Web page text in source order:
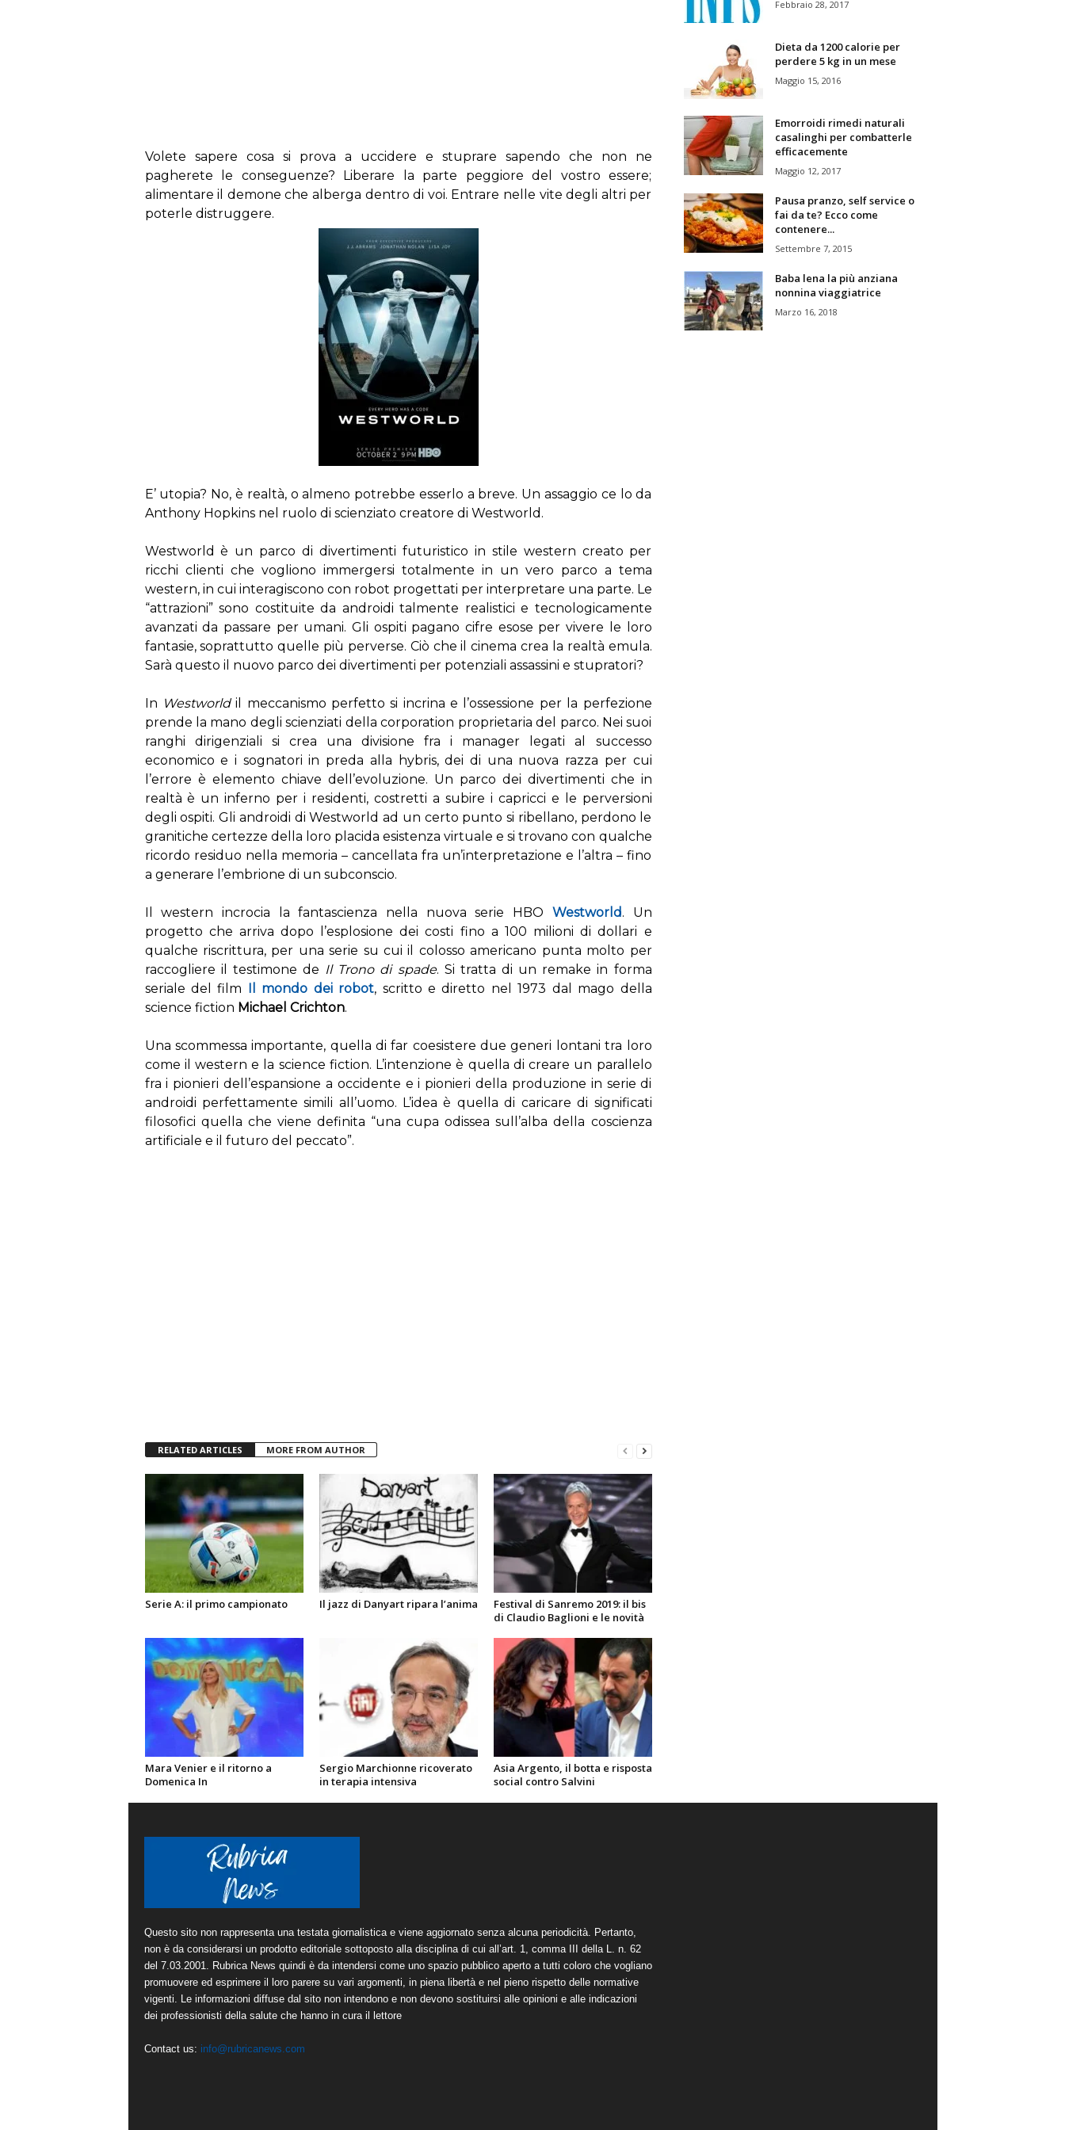
Volete sapere cosa si prova a uccidere e stuprare sapendo che non ne
pagherete le conseguenze? Liberare la parte peggiore del vostro essere;
alimentare il demone che alberga dentro di voi. Entrare nelle vite degli altri per
poterle distruggere.
E’ utopia? No, è realtà, o almeno potrebbe esserlo a breve. Un assaggio ce lo da
Anthony Hopkins nel ruolo di scienziato creatore di Westworld.
Westworld è un parco di divertimenti futuristico in stile western creato per
ricchi clienti che vogliono immergersi totalmente in un vero parco a tema
western, in cui interagiscono con robot progettati per interpretare una parte. Le
“attrazioni” sono costituite da androidi talmente realistici e tecnologicamente
avanzati da passare per umani. Gli ospiti pagano cifre esose per vivere le loro
fantasie, soprattutto quelle più perverse. Ciò che il cinema crea la realtà emula.
Sarà questo il nuovo parco dei divertimenti per potenziali assassini e stupratori?
In Westworldil meccanismo perfetto si incrina e l’ossessione per la perfezione
prende la mano degli scienziati della corporation proprietaria del parco. Nei suoi
ranghi dirigenziali si crea una divisione fra i manager legati al successo
economico e i sognatori in preda alla hybris, dei di una nuova razza per cui
l’errore è elemento chiave dell’evoluzione. Un parco dei divertimenti che in
realtà è un inferno per i residenti, costretti a subire i capricci e le perversioni
degli ospiti. Gli androidi di Westworld ad un certo punto si ribellano, perdono le
granitiche certezze della loro placida esistenza virtuale e si trovano con qualche
ricordo residuo nella memoria – cancellata fra un’interpretazione e l’altra – fino
a generare l’embrione di un subconscio.
Il western incrocia la fantascienza nella nuova serie HBO Westworld. Un
progetto che arriva dopo l’esplosione dei costi fino a 100 milioni di dollari e
qualche riscrittura, per una serie su cui il colosso americano punta molto per
raccogliere il testimone de Il Trono di spade. Si tratta di un remake in forma
seriale del film Il mondo dei robot, scritto e diretto nel 1973 dal mago della
science fiction Michael Crichton.
Una scommessa importante, quella di far coesistere due generi lontani tra loro
come il western e la science fiction. L’intenzione è quella di creare un parallelo
fra i pionieri dell’espansione a occidente e i pionieri della produzione in serie di
androidi perfettamente simili all’uomo. L’idea è quella di caricare di significati
filosofici quella che viene definita “una cupa odissea sull’alba della coscienza
artificiale e il futuro del peccato”.
RELATED ARTICLES MORE FROM AUTHOR
Serie A: il primo campionato Il jazz di Danyart ripara l’anima
Festival di Sanremo 2019: il bis
di Claudio Baglioni e le novità
Mara Venier e il ritorno a
Domenica In
Sergio Marchionne ricoverato
in terapia intensiva
Asia Argento, il botta e risposta
social contro Salvini
Febbraio 28, 2017
Dieta da 1200 calorie per
perdere 5 kg in un mese
Maggio 15, 2016
Emorroidi rimedi naturali
casalinghi per combatterle
efficacemente
Maggio 12, 2017
Pausa pranzo, self service o
fai da te? Ecco come
contenere...
Settembre 7, 2015
Baba lena la più anziana
nonnina viaggiatrice
Marzo 16, 2018
Questo sito non rappresenta una testata giornalistica e viene aggiornato senza alcuna periodicità. Pertanto,
non è da considerarsi un prodotto editoriale sottoposto alla disciplina di cui all’art. 1, comma III della L. n. 62
del 7.03.2001. Rubrica News quindi è da intendersi come uno spazio pubblico aperto a tutti coloro che vogliano
promuovere ed esprimere il loro parere su vari argomenti, in piena libertà e nel pieno rispetto delle normative
vigenti. Le informazioni diffuse dal sito non intendono e non devono sostituirsi alle opinioni e alle indicazioni
dei professionisti della salute che hanno in cura il lettore
Contact us: info@rubricanews.com